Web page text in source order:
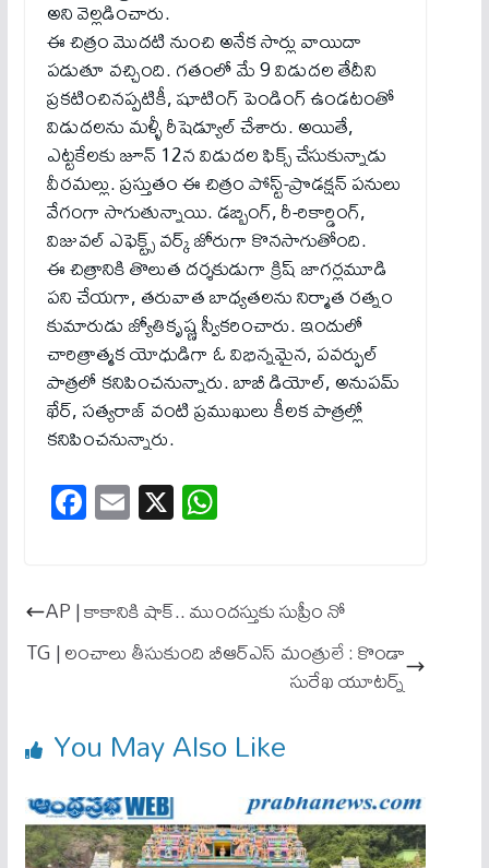
అని వెల్లడించారు.
ఈ చిత్రం మొదటి నుంచి అనేక సార్లు వాయిదా
పడుతూ వచ్చింది. గతంలో మే 9 విడుదల తేదీని
ప్రకటించినప్పటికీ, షూటింగ్ పెండింగ్ ఉండటంతో
విడుదలను మళ్ళీ రీషెడ్యూల్ చేశారు. అయితే,
ఎట్టకేలకు జూన్ 12న విడుదల ఫిక్స్ చేసుకున్నాడు
వీరమల్లు. ప్రస్తుతం ఈ చిత్రం పోస్ట్‌-ప్రొడక్షన్ పనులు
వేగంగా సాగుతున్నాయి. డబ్బింగ్, రీ-రికార్డింగ్,
విజువల్ ఎఫెక్ట్స్ వర్క్ జోరుగా కొనసాగుతోంది.
ఈ చిత్రానికి తొలుత దర్శకుడుగా క్రిష్ జాగర్లమూడి
పని చేయగా, తరువాత బాధ్యతలను నిర్మాత రత్నం
కుమారుడు జ్యోతికృష్ణ స్వీకరించారు. ఇందులో
చారిత్రాత్మక యోధుడిగా ఓ విభిన్నమైన, పవర్ఫుల్
పాత్రలో కనిపించనున్నారు. బాబీ డియోల్, అనుపమ్
ఖేర్, సత్యరాజ్ వంటి ప్రముఖులు కీలక పాత్రల్లో
కనిపించనున్నారు.
Fa
ce
ok
E
m
X W
ha
A
pp
AP | కాకానికి షాక్.. ముంద‌స్తుకు సుప్రీం నో
TG | లంచాలు తీసుకుంది బీఆర్ఎస్ మంత్రులే : కొండా
సురేఖ యూట‌ర్న్
You May Also Like